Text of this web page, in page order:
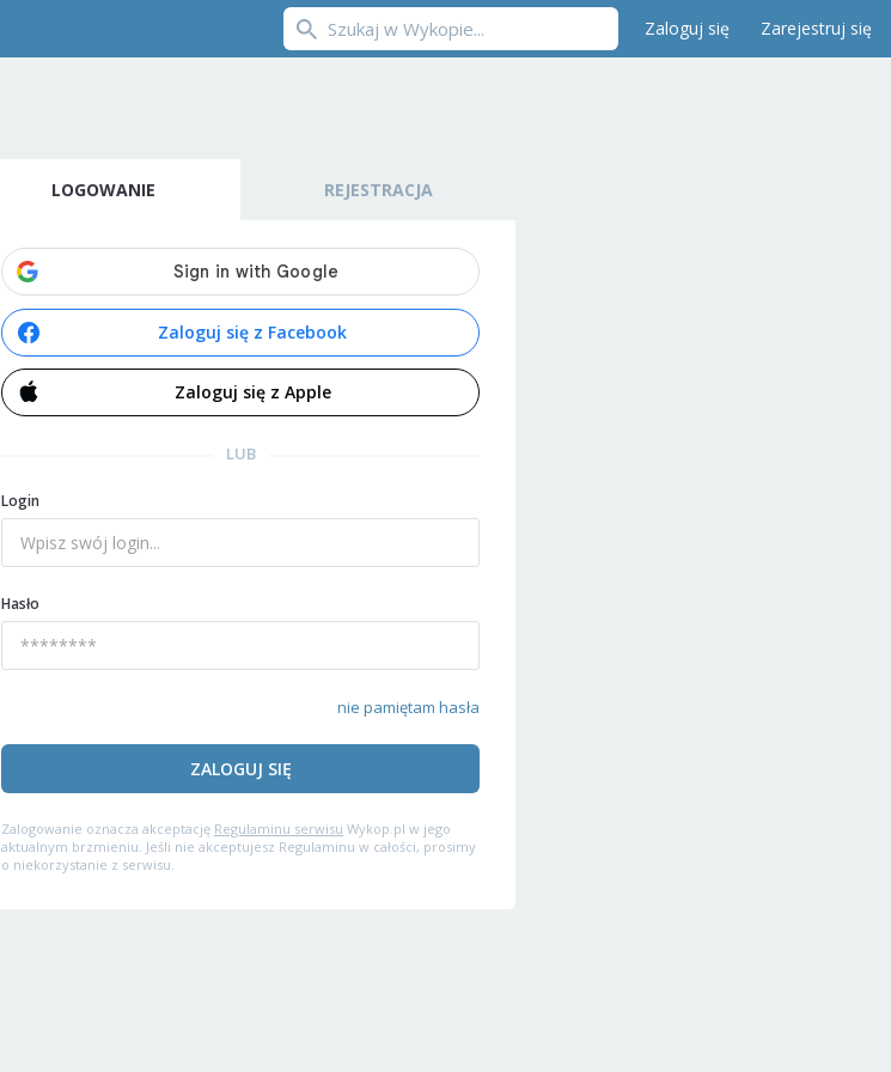
Zaloguj się Zarejestruj się
LOGOWANIE REJESTRACJA
Zaloguj się z Facebook
Zaloguj się z Apple
LUB
Login
Hasło
nie pamiętam hasła
ZALOGUJ SIĘ
Zalogowanie oznacza akceptację Regulaminu serwisu Wykop.pl w jego
aktualnym brzmieniu. Jeśli nie akceptujesz Regulaminu w całości, prosimy
o niekorzystanie z serwisu.